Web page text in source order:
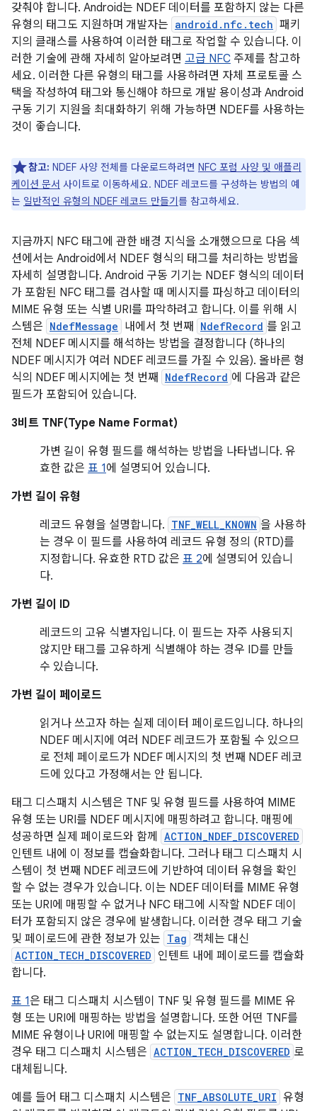
갖춰야 합니다. Android는 NDEF 데이터를 포함하지 않는 다른
유형의 태그도 지원하며 개발자는 android.nfc.tech 패키
지의 클래스를 사용하여 이러한 태그로 작업할 수 있습니다. 이
러한 기술에 관해 자세히 알아보려면 고급 NFC 주제를 참고하
세요. 이러한 다른 유형의 태그를 사용하려면 자체 프로토콜 스
택을 작성하여 태그와 통신해야 하므로 개발 용이성과 Android
구동 기기 지원을 최대화하기 위해 가능하면 NDEF를 사용하는
것이 좋습니다.
참고: NDEF 사양 전체를 다운로드하려면 NFC 포럼 사양 및 애플리
케이션 문서 사이트로 이동하세요. NDEF 레코드를 구성하는 방법의 예
는 일반적인 유형의 NDEF 레코드 만들기를 참고하세요.
지금까지 NFC 태그에 관한 배경 지식을 소개했으므로 다음 섹
션에서는 Android에서 NDEF 형식의 태그를 처리하는 방법을
자세히 설명합니다. Android 구동 기기는 NDEF 형식의 데이터
가 포함된 NFC 태그를 검사할 때 메시지를 파싱하고 데이터의
MIME 유형 또는 식별 URI를 파악하려고 합니다. 이를 위해 시
스템은 NdefMessage 내에서 첫 번째 NdefRecord 를 읽고
전체 NDEF 메시지를 해석하는 방법을 결정합니다 (하나의
NDEF 메시지가 여러 NDEF 레코드를 가질 수 있음). 올바른 형
식의 NDEF 메시지에는 첫 번째
NdefRecord 에 다음과 같은
필드가 포함되어 있습니다.
3비트 TNF(Type Name Format)
가변 길이 유형 필드를 해석하는 방법을 나타냅니다. 유
효한 값은 표 1에 설명되어 있습니다.
가변 길이 유형
레코드 유형을 설명합니다. TNF_WELL_KNOWN 을 사용하
는 경우 이 필드를 사용하여 레코드 유형 정의 (RTD)를
지정합니다. 유효한 RTD 값은 표 2에 설명되어 있습니
다.
가변 길이 ID
레코드의 고유 식별자입니다. 이 필드는 자주 사용되지
않지만 태그를 고유하게 식별해야 하는 경우 ID를 만들
수 있습니다.
가변 길이 페이로드
읽거나 쓰고자 하는 실제 데이터 페이로드입니다. 하나의
NDEF 메시지에 여러 NDEF 레코드가 포함될 수 있으므
로 전체 페이로드가 NDEF 메시지의 첫 번째 NDEF 레코
드에 있다고 가정해서는 안 됩니다.
태그 디스패치 시스템은 TNF 및 유형 필드를 사용하여 MIME
유형 또는 URI를 NDEF 메시지에 매핑하려고 합니다. 매핑에
성공하면 실제 페이로드와 함께
ACTION_NDEF_DISCOVERED
인텐트 내에 이 정보를 캡슐화합니다. 그러나 태그 디스패치 시
스템이 첫 번째 NDEF 레코드에 기반하여 데이터 유형을 확인
할 수 없는 경우가 있습니다. 이는 NDEF 데이터를 MIME 유형
또는 URI에 매핑할 수 없거나 NFC 태그에 시작할 NDEF 데이
터가 포함되지 않은 경우에 발생합니다. 이러한 경우 태그 기술
및 페이로드에 관한 정보가 있는 Tag 객체는 대신
ACTION_TECH_DISCOVERED 인텐트 내에 페이로드를 캡슐화
합니다.
표 1은 태그 디스패치 시스템이 TNF 및 유형 필드를 MIME 유
형 또는 URI에 매핑하는 방법을 설명합니다. 또한 어떤 TNF를
MIME 유형이나 URI에 매핑할 수 없는지도 설명합니다. 이러한
경우 태그 디스패치 시스템은 ACTION_TECH_DISCOVERED 로
대체됩니다.
예를 들어 태그 디스패치 시스템은 TNF_ABSOLUTE_URI 유형